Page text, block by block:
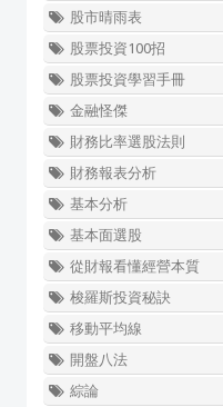
股市晴雨表
股票投資100招
股票投資學習手冊
金融怪傑
財務比率選股法則
財務報表分析
基本分析
基本面選股
從財報看懂經營本質
梭羅斯投資秘訣
移動平均線
開盤八法
綜論